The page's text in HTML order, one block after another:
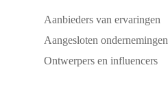
Aanbieders van ervaringen
Aangesloten ondernemingen
Ontwerpers en influencers